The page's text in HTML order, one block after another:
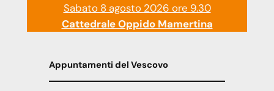
Sabato 8 agosto 2026 ore 9.30
Cattedrale Oppido Mamertina
Appuntamenti del Vescovo